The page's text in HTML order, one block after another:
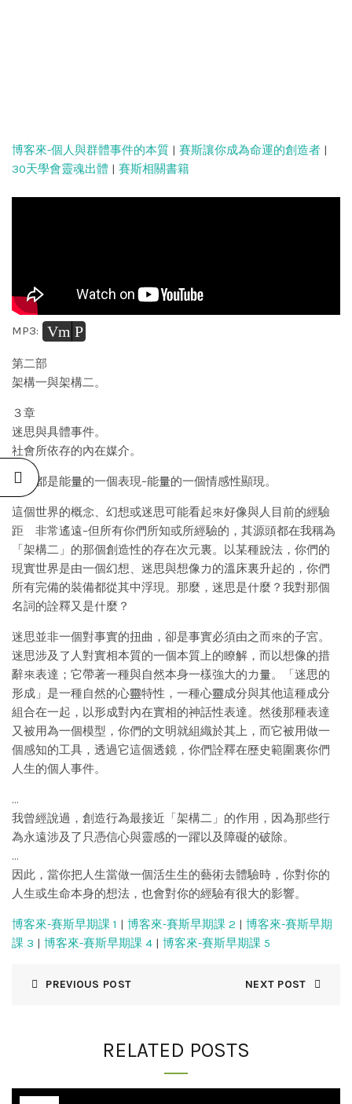
博客來-個人與群體事件的本質 | 賽斯讓你成為命運的創造者 |
30天學會靈魂出體 | 賽斯相關書籍
MP3: Vm P
第二部
架構一與架構二。
３章
迷思與具體事件。
社會所依存的內在媒介。
萬物都是能量的一個表現–能量的一個情感性顯現。
這個世界的概念、幻想或迷思可能看起來好像與人目前的經驗
距離非常遙遠–但所有你們所知或所經驗的，其源頭都在我稱為
「架構二」的那個創造性的存在次元裏。以某種說法，你們的
現實世界是由一個幻想、迷思與想像力的溫床裏升起的，你們
所有完備的裝備都從其中浮現。那麼，迷思是什麼？我對那個
名詞的詮釋又是什麼？
迷思並非一個對事實的扭曲，卻是事實必須由之而來的子宮。
迷思涉及了人對實相本質的一個本質上的瞭解，而以想像的措
辭來表達；它帶著一種與自然本身一樣強大的力量。「迷思的
形成」是一種自然的心靈特性，一種心靈成分與其他這種成分
組合在一起，以形成對內在實相的神話性表達。然後那種表達
又被用為一個模型，你們的文明就組織於其上，而它被用做一
個感知的工具，透過它這個透鏡，你們詮釋在歷史範圍裏你們
人生的個人事件。
…
我曾經說過，創造行為最接近「架構二」的作用，因為那些行
為永遠涉及了只憑信心與靈感的一躍以及障礙的破除。
…
因此，當你把人生當做一個活生生的藝術去體驗時，你對你的
人生或生命本身的想法，也會對你的經驗有很大的影響。
博客來-賽斯早期課 1 | 博客來-賽斯早期課 2 | 博客來-賽斯早期
課 3 | 博客來-賽斯早期課 4 | 博客來-賽斯早期課 5
PREVIOUS POST NEXT POST
RELATED POSTS